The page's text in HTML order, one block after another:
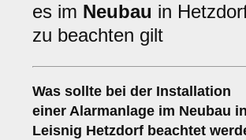
es im Neubau in
zu beachten gilt
Was sollte bei der Installation
einer Alarmanlage im Neubau in
Leisnig Hetzdorf beachtet